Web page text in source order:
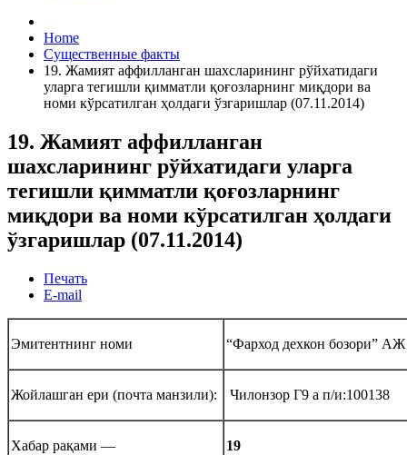
Home
Существенные факты
19. Жамият аффилланган шахсларининг рўйхатидаги
уларга тегишли қимматли қоғозларнинг миқдори ва
номи кўрсатилган ҳолдаги ўзгаришлар‎‎ (07.11.2014)
19. Жамият аффилланган
шахсларининг рўйхатидаги уларга
тегишли қимматли қоғозларнинг
миқдори ва номи кўрсатилган ҳолдаги
ўзгаришлар‎‎ (07.11.2014)
Печать
E-mail
Эмитентнинг номи “Фарход дехкон бозори” АЖ
Жойлашган ери (почта манзили): ‎ Чилонзор Г9 а п/и:100138
Хабар рақами — 19